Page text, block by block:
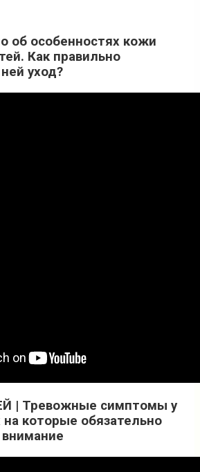
об особенностях кожи
Как правильно
уход?
| Тревожные симптомы у
которые обязательно